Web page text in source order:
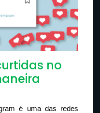
no
é uma das redes